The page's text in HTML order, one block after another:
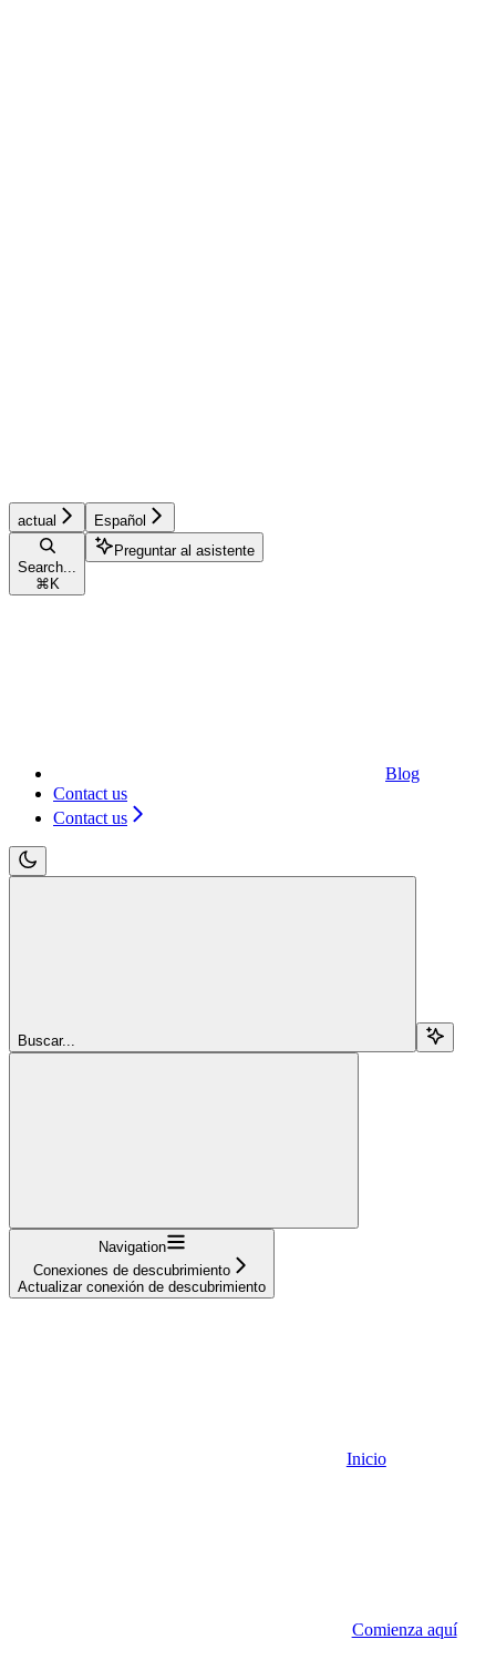
actual Español
Search...
⌘ K
Preguntar al asistente
Blog
Contact us
Contact us
Buscar...
Navigation
Conexiones de descubrimiento
Actualizar conexión de descubrimiento
Inicio
Comienza aquí